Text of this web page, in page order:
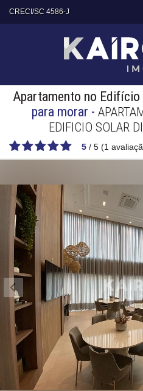
CRECI/SC 4586-J
Apartamento no Edifício
para morar -
EDIFICIO SOLAR
5 / 5 (1